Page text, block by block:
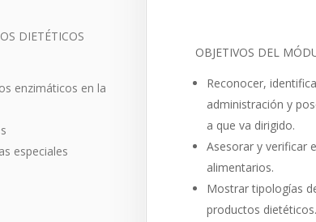
DIETÉTICOS
enzimáticos en la
especiales
OBJETIVOS DEL
Reconocer,
administración y
a que va dirigido.
Asesorar y verificar
alimentarios.
Mostrar tipologías
productos dietéticos.